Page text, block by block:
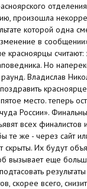
произошла
которой одна
в
красноярцы
Но
Владислав
место. теперь
России».
всех финалистов
те же - через сайт
скрыты. Их будут
вызывает еще
скорее всего,